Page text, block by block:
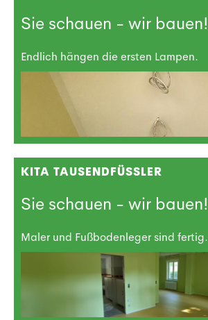
Sie schauen - wir bauen!
Endlich hängen die ersten Lampen.
KITA TAUSENDFÜSSLER
Sie schauen - wir bauen!
Maler und Fußbodenleger sind fertig.